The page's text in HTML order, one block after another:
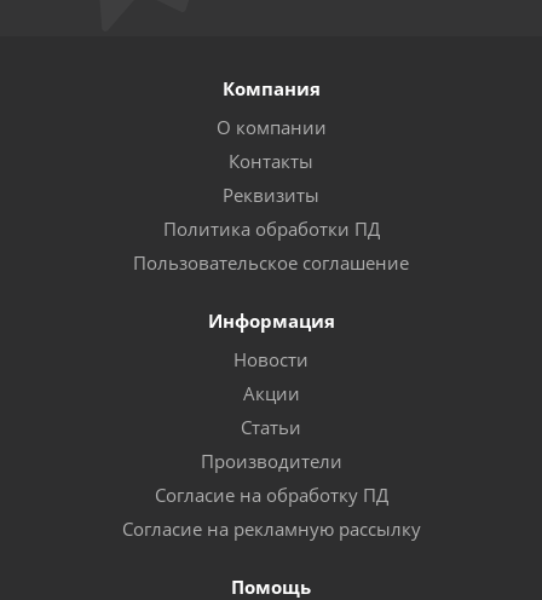
Компания
О компании
Контакты
Реквизиты
Политика обработки ПД
Пользовательское соглашение
Информация
Новости
Акции
Статьи
Производители
Согласие на обработку ПД
Согласие на рекламную рассылку
Помощь